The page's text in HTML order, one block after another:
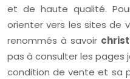
et de haute qualité.
orienter vers les sites de
renommés à savoir
pas à consulter les pages
condition de vente et sa